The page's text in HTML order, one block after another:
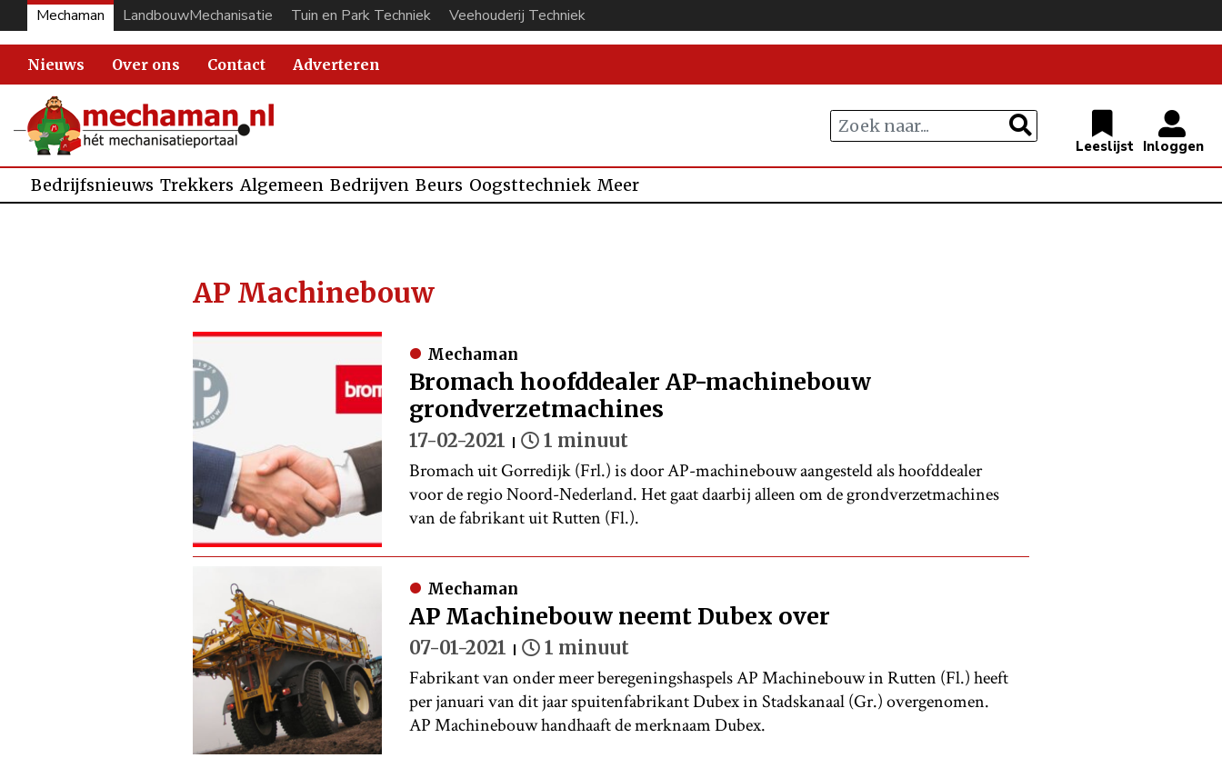
Mechaman LandbouwMechanisatie Tuin en Park Techniek Veehouderij Techniek
Nieuws Over ons Contact Adverteren
Bedrijfsnieuws Trekkers Algemeen Bedrijven Beurs Oogsttechniek Meer
AP Machinebouw
Mechaman
Bromach hoofddealer AP-machinebouw
grondverzetmachines
17-02-2021 1 minuut
Bromach uit Gorredijk (Frl.) is door AP-machinebouw aangesteld als hoofddealer
voor de regio Noord-Nederland. Het gaat daarbij alleen om de grondverzetmachines
van de fabrikant uit Rutten (Fl.).
Mechaman
AP Machinebouw neemt Dubex over
07-01-2021 1 minuut
Fabrikant van onder meer beregeningshaspels AP Machinebouw in Rutten (Fl.) heeft
per januari van dit jaar spuitenfabrikant Dubex in Stadskanaal (Gr.) overgenomen.
AP Machinebouw handhaaft de merknaam Dubex.